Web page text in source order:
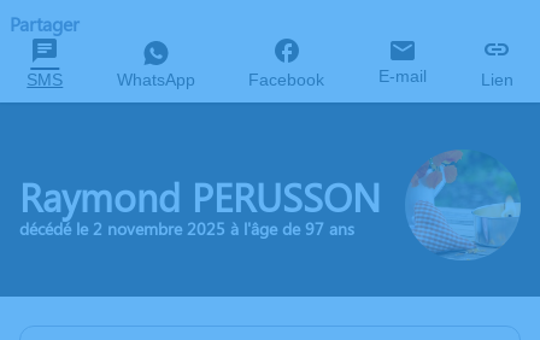
Partager
SMS WhatsApp Facebook E-mail Lien
Raymond PERUSSON
décédé le 2 novembre 2025 à l'âge de 97 ans